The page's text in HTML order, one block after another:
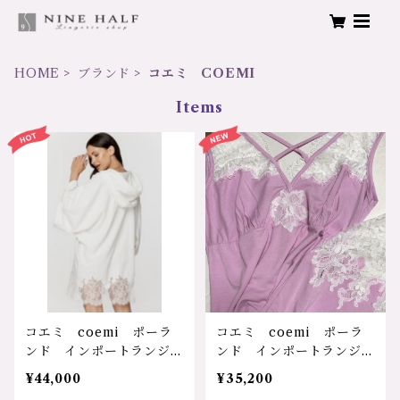
HOME ブランド コエミ COEMI
Items
コエミ coemi ポーラ
ンド インポートランジェ
リー 輸入下着 コット
ン 綿 天然素材 環境に
¥44,000
コエミ coemi ポーラ
ンド インポートランジェ
リー 輸入下着 マイクロ
モダール 天然素材 環境
¥35,200